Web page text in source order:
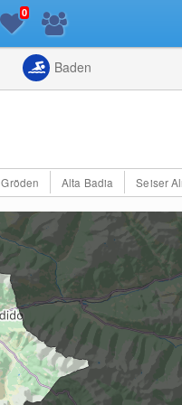
Listenansicht
0
Baden
Gröden Alta Badia Seiser